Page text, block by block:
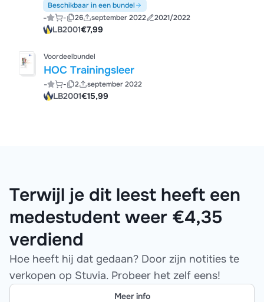
Beschikbaar in een bundel
- - 26 september 2022 2021/2022
LB2001€7,99
Voordeelbundel
HOC Trainingsleer
- - 2 september 2022
LB2001€15,99
Terwijl je dit leest heeft een
medestudent weer €4,35
verdiend
Hoe heeft hij dat gedaan? Door zijn notities te
verkopen op Stuvia. Probeer het zelf eens!
Meer info